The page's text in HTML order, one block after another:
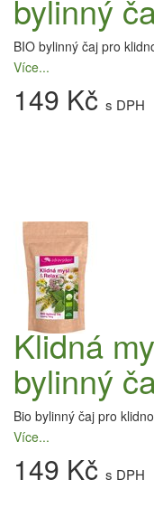
bylinný
BIO bylinný čaj pro
Více...
149 Kč s DPH
Klidná
bylinný
Bio bylinný čaj pro
Více...
149 Kč s DPH